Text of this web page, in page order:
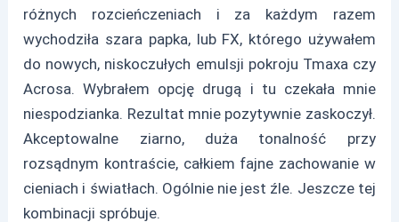
różnych rozcieńczeniach i za każdym razem
wychodziła szara papka, lub FX, którego używałem
do nowych, niskoczułych emulsji pokroju Tmaxa czy
Acrosa. Wybrałem opcję drugą i tu czekała mnie
niespodzianka. Rezultat mnie pozytywnie zaskoczył.
Akceptowalne ziarno, duża tonalność przy
rozsądnym kontraście, całkiem fajne zachowanie w
cieniach i światłach. Ogólnie nie jest źle. Jeszcze tej
kombinacji spróbuje.